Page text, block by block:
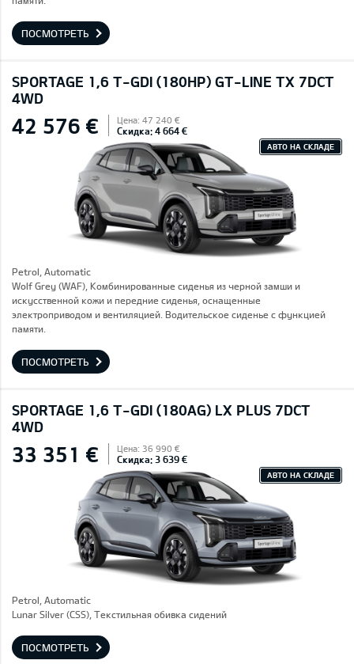
ПОСМОТРЕТЬ
SPORTAGE 1,6 T-GDI (180HP) GT-LINE TX 7DCT
4WD
42 576 € Цена: 47 240 €
Скидка: 4 664 €
АВТО НА СКЛАДЕ
Petrol, Automatic
Wolf Grey (WAF), Комбинированные сиденья из черной замши и
искусственной кожи и передние сиденья, оснащенные
электроприводом и вентиляцией. Водительское сиденье с функцией
памяти.
ПОСМОТРЕТЬ
SPORTAGE 1,6 T-GDI (180AG) LX PLUS 7DCT
4WD
33 351 € Цена: 36 990 €
Скидка: 3 639 €
АВТО НА СКЛАДЕ
Petrol, Automatic
Lunar Silver (CSS), Текстильная обивка сидений
ПОСМОТРЕТЬ